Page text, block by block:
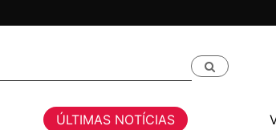
ÚLTIMAS NOTÍCIAS